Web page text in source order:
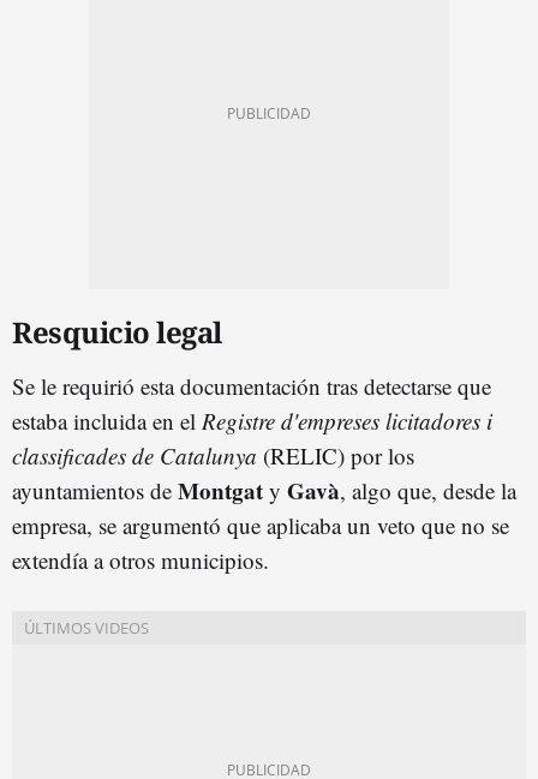
Resquicio legal
Se le requirió esta documentación tras detectarse que
estaba incluida en el Registre d'empreses licitadores i
classificades de Catalunya (RELIC) por los
ayuntamientos de Montgat y Gavà, algo que, desde la
empresa, se argumentó que aplicaba un veto que no se
extendía a otros municipios.